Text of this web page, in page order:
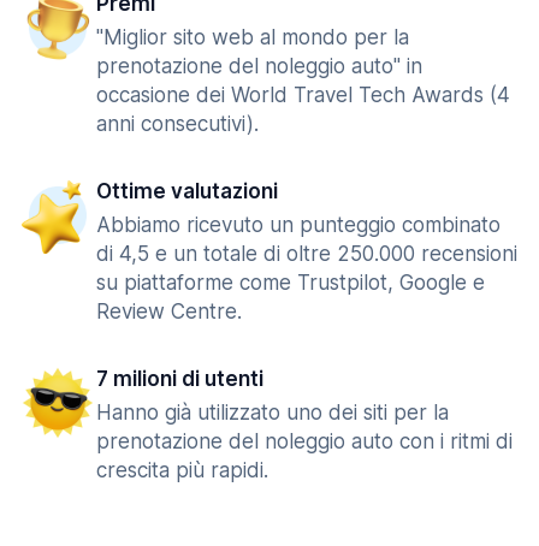
"Miglior sito web al mondo per la
prenotazione del noleggio auto" in
occasione dei World Travel Tech Awards (4
anni consecutivi).
Ottime valutazioni
Abbiamo ricevuto un punteggio combinato
di 4,5 e un totale di oltre 250.000 recensioni
su piattaforme come Trustpilot, Google e
Review Centre.
7 milioni di utenti
Hanno già utilizzato uno dei siti per la
prenotazione del noleggio auto con i ritmi di
crescita più rapidi.